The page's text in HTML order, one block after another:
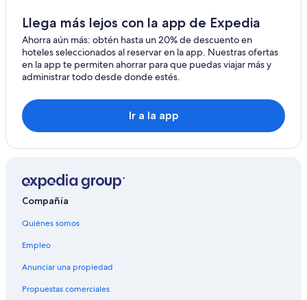
Llega más lejos con la app de Expedia
Ahorra aún más: obtén hasta un 20% de descuento en
hoteles seleccionados al reservar en la app. Nuestras ofertas
en la app te permiten ahorrar para que puedas viajar más y
administrar todo desde donde estés.
Ir a la app
Compañía
Quiénes somos
Empleo
Anunciar una propiedad
Propuestas comerciales